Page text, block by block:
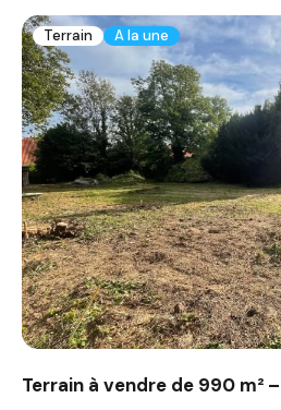
Terrain A la une
Terrain à vendre de 990 m²